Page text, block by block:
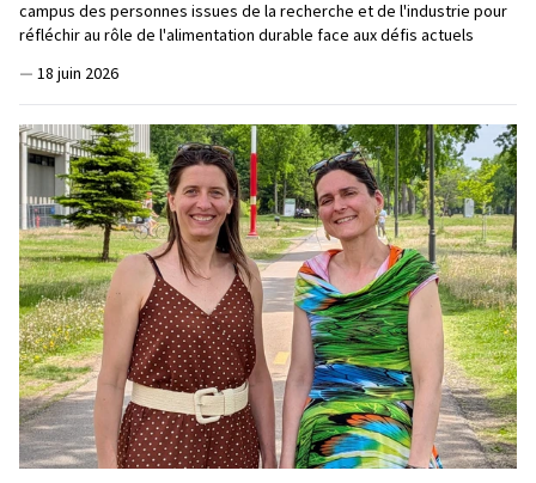
campus des personnes issues de la recherche et de l'industrie pour
réfléchir au rôle de l'alimentation durable face aux défis actuels
— 18 juin 2026